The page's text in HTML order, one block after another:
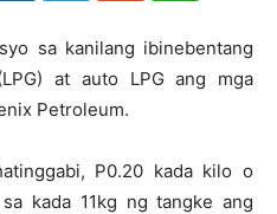
sa kanilang ibinebentang
at auto LPG ang mga
Petroleum.
P0.20 kada kilo o
kada 11kg ng tangke ang